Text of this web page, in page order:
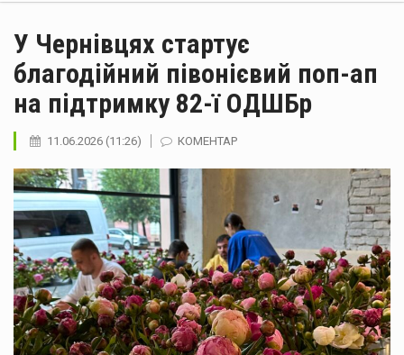
У Чернівцях стартує
благодійний півонієвий поп-ап
на підтримку 82-ї ОДШБр
11.06.2026 (11:26) КОМЕНТАР